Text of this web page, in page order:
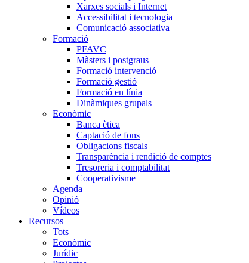
Xarxes socials i Internet
Accessibilitat i tecnologia
Comunicació associativa
Formació
PFAVC
Màsters i postgraus
Formació intervenció
Formació gestió
Formació en línia
Dinàmiques grupals
Econòmic
Banca ètica
Captació de fons
Obligacions fiscals
Transparència i rendició de comptes
Tresoreria i comptabilitat
Cooperativisme
Agenda
Opinió
Vídeos
Recursos
Tots
Econòmic
Jurídic